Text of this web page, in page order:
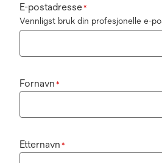
E-postadresse*
Vennligst bruk din profesjonelle e-
Fornavn *
Etternavn *